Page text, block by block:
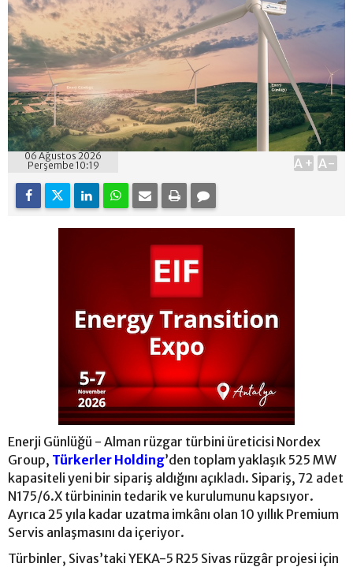
06 Ağustos 2026
Perşembe 10:19
A+ A-
Enerji Günlüğü - Alman rüzgar türbini üreticisi Nordex
Group, Türkerler Holding’den toplam yaklaşık 525 MW
kapasiteli yeni bir sipariş aldığını açıkladı. Sipariş, 72 adet
N175/6.X türbininin tedarik ve kurulumunu kapsıyor.
Ayrıca 25 yıla kadar uzatma imkânı olan 10 yıllık Premium
Servis anlaşmasını da içeriyor.
Türbinler, Sivas’taki YEKA-5 R25 Sivas rüzgâr projesi için